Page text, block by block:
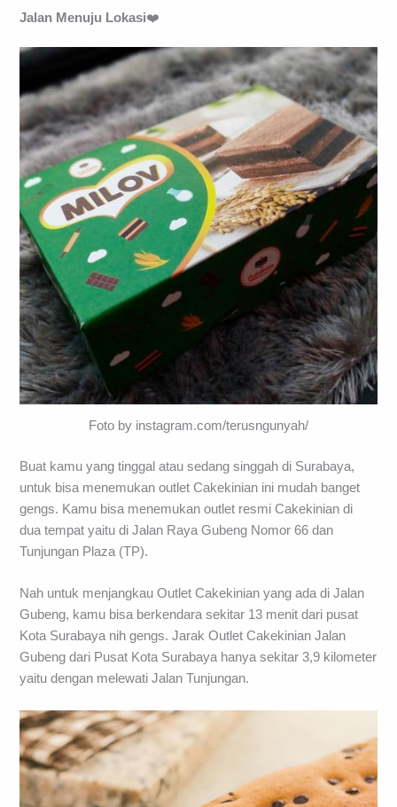
Jalan Menuju Lokasi❤️
Foto by instagram.com/terusngunyah/
Buat kamu yang tinggal atau sedang singgah di Surabaya,
untuk bisa menemukan outlet Cakekinian ini mudah banget
gengs. Kamu bisa menemukan outlet resmi Cakekinian di
dua tempat yaitu di Jalan Raya Gubeng Nomor 66 dan
Tunjungan Plaza (TP).
Nah untuk menjangkau Outlet Cakekinian yang ada di Jalan
Gubeng, kamu bisa berkendara sekitar 13 menit dari pusat
Kota Surabaya nih gengs. Jarak Outlet Cakekinian Jalan
Gubeng dari Pusat Kota Surabaya hanya sekitar 3,9 kilometer
yaitu dengan melewati Jalan Tunjungan.